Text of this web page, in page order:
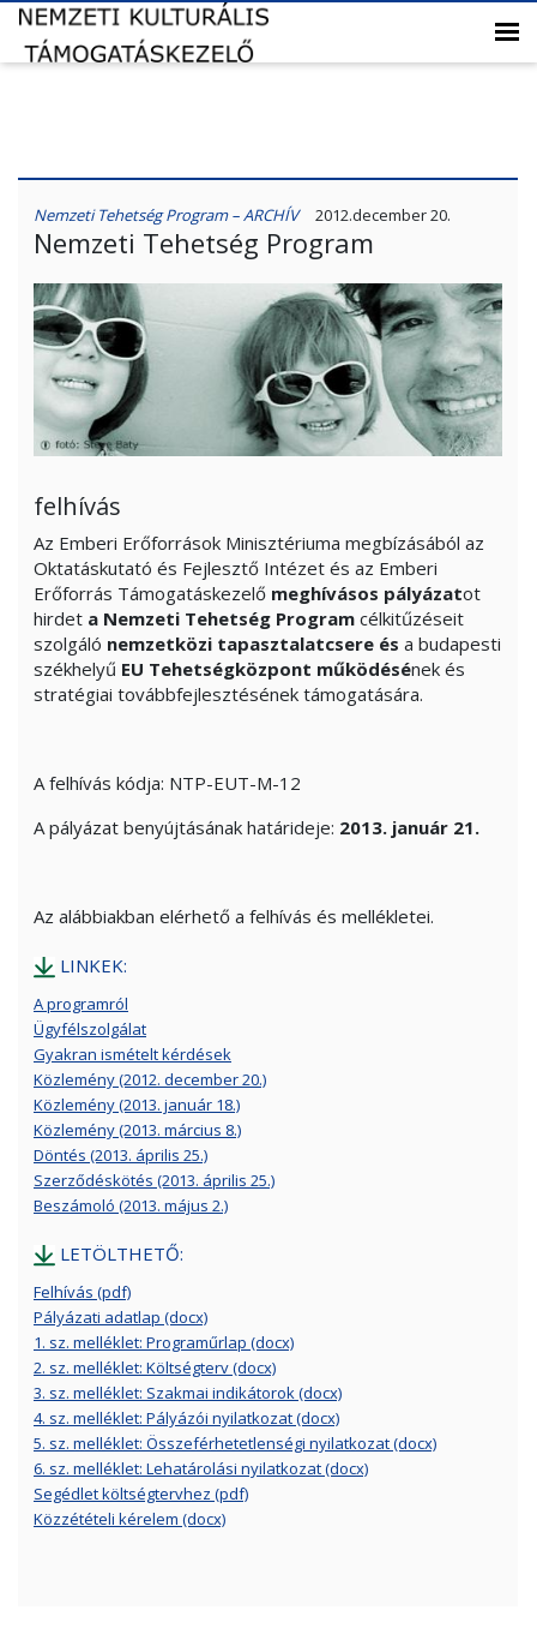
Nemzeti Tehetség Program – ARCHÍV 2012.december 20.
Nemzeti Tehetség Program
felhívás
Az Emberi Erőforrások Minisztériuma megbízásából az
Oktatáskutató és Fejlesztő Intézet és az Emberi
Erőforrás Támogatáskezelő meghívásos pályázatot
hirdet a Nemzeti Tehetség Program célkitűzéseit
szolgáló nemzetközi tapasztalatcsere és a budapesti
székhelyű EU Tehetségközpont működésének és
stratégiai továbbfejlesztésének támogatására.
A felhívás kódja: NTP-EUT-M-12
A pályázat benyújtásának határideje: 2013. január 21.
Az alábbiakban elérhető a felhívás és mellékletei.
LINKEK:
A programról
Ügyfélszolgálat
Gyakran ismételt kérdések
Közlemény (2012. december 20.)
Közlemény (2013. január 18.)
Közlemény (2013. március 8.)
Döntés (2013. április 25.)
Szerződéskötés (2013. április 25.)
Beszámoló (2013. május 2.)
LETÖLTHETŐ:
Felhívás (pdf)
Pályázati adatlap (docx)
1. sz. melléklet: Programűrlap (docx)
2. sz. melléklet: Költségterv (docx)
3. sz. melléklet: Szakmai indikátorok (docx)
4. sz. melléklet: Pályázói nyilatkozat (docx)
5. sz. melléklet: Összeférhetetlenségi nyilatkozat (docx)
6. sz. melléklet: Lehatárolási nyilatkozat (docx)
Segédlet költségtervhez (pdf)
Közzétételi kérelem (docx)